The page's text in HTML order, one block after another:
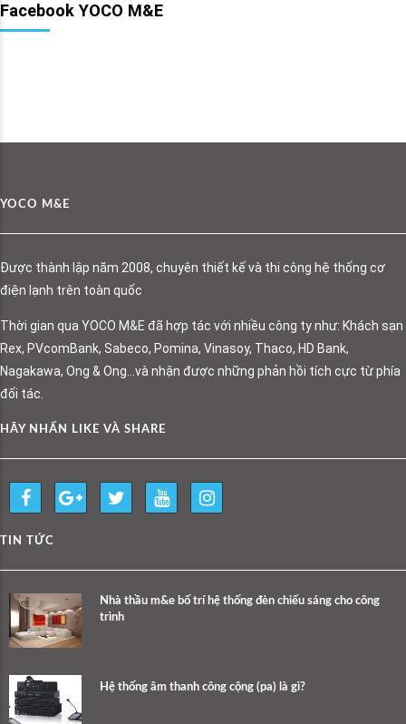
Facebook YOCO M&E
YOCO M&E
Được thành lập năm 2008, chuyên thiết kế và thi công hệ thống cơ
điện lạnh trên toàn quốc
Thời gian qua YOCO M&E đã hợp tác với nhiều công ty như: Khách sạn
Rex, PVcomBank, Sabeco, Pomina, Vinasoy, Thaco, HD Bank,
Nagakawa, Ong & Ong…và nhận được những phản hồi tích cực từ phía
đối tác.
HÃY NHẤN LIKE VÀ SHARE
TIN TỨC
Nhà thầu m&e bố trí hệ thống đèn chiếu sáng cho công
trình
Hệ thống âm thanh công cộng (pa) là gì?